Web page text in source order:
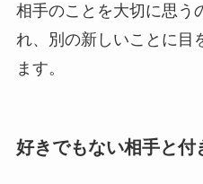
相手のことを大切に思う
れ、別の新しいことに目
ます。
好きでもない相手と付